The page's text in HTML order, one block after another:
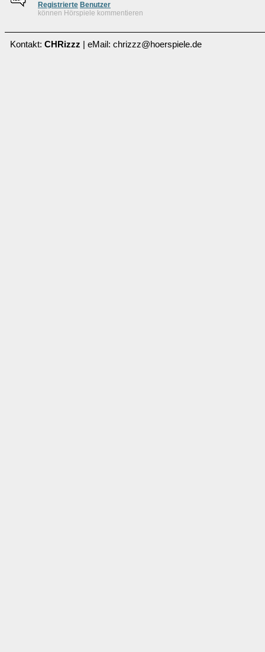
Registrierte Benutzer
können Hörspiele kommentieren
Kontakt: CHRizzz | eMail: chrizzz@hoerspiele.de